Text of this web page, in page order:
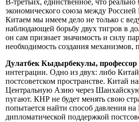
В-третьих, единственное, что
экономического союза между
Китаем мы имеем дело не только с
наблюдающей борьбу двух тигров в
он сам признает значимость и силу
необходимость создания
Дулатбек Кыдырбекулы,
интеграции. Одно из двух: либо
постсоветском пространстве. Китай
Центральную Азию через Шанхайскую
пугают. КНР не будет менять свою
попытается найти способ давления
дипломатической поддержкой